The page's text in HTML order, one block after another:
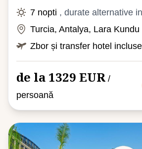
7 nopti , durate alternative
Turcia, Antalya, Lara Kundu
Zbor și transfer hotel incluse
de la 1329 EUR /
persoană